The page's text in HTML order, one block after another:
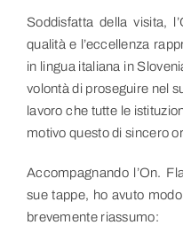
Soddisfatta della visita,
qualità e l’eccellenza
in lingua italiana in
volontà di proseguire nel
lavoro che tutte le
motivo questo di sincero
Accompagnando l’On.
sue tappe, ho avuto
brevemente riassumo: